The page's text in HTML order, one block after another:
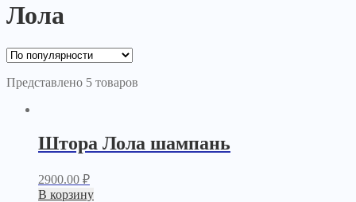
Лола
Представлено 5 товаров
Штора Лола шампань
2900.00 ₽
В корзину